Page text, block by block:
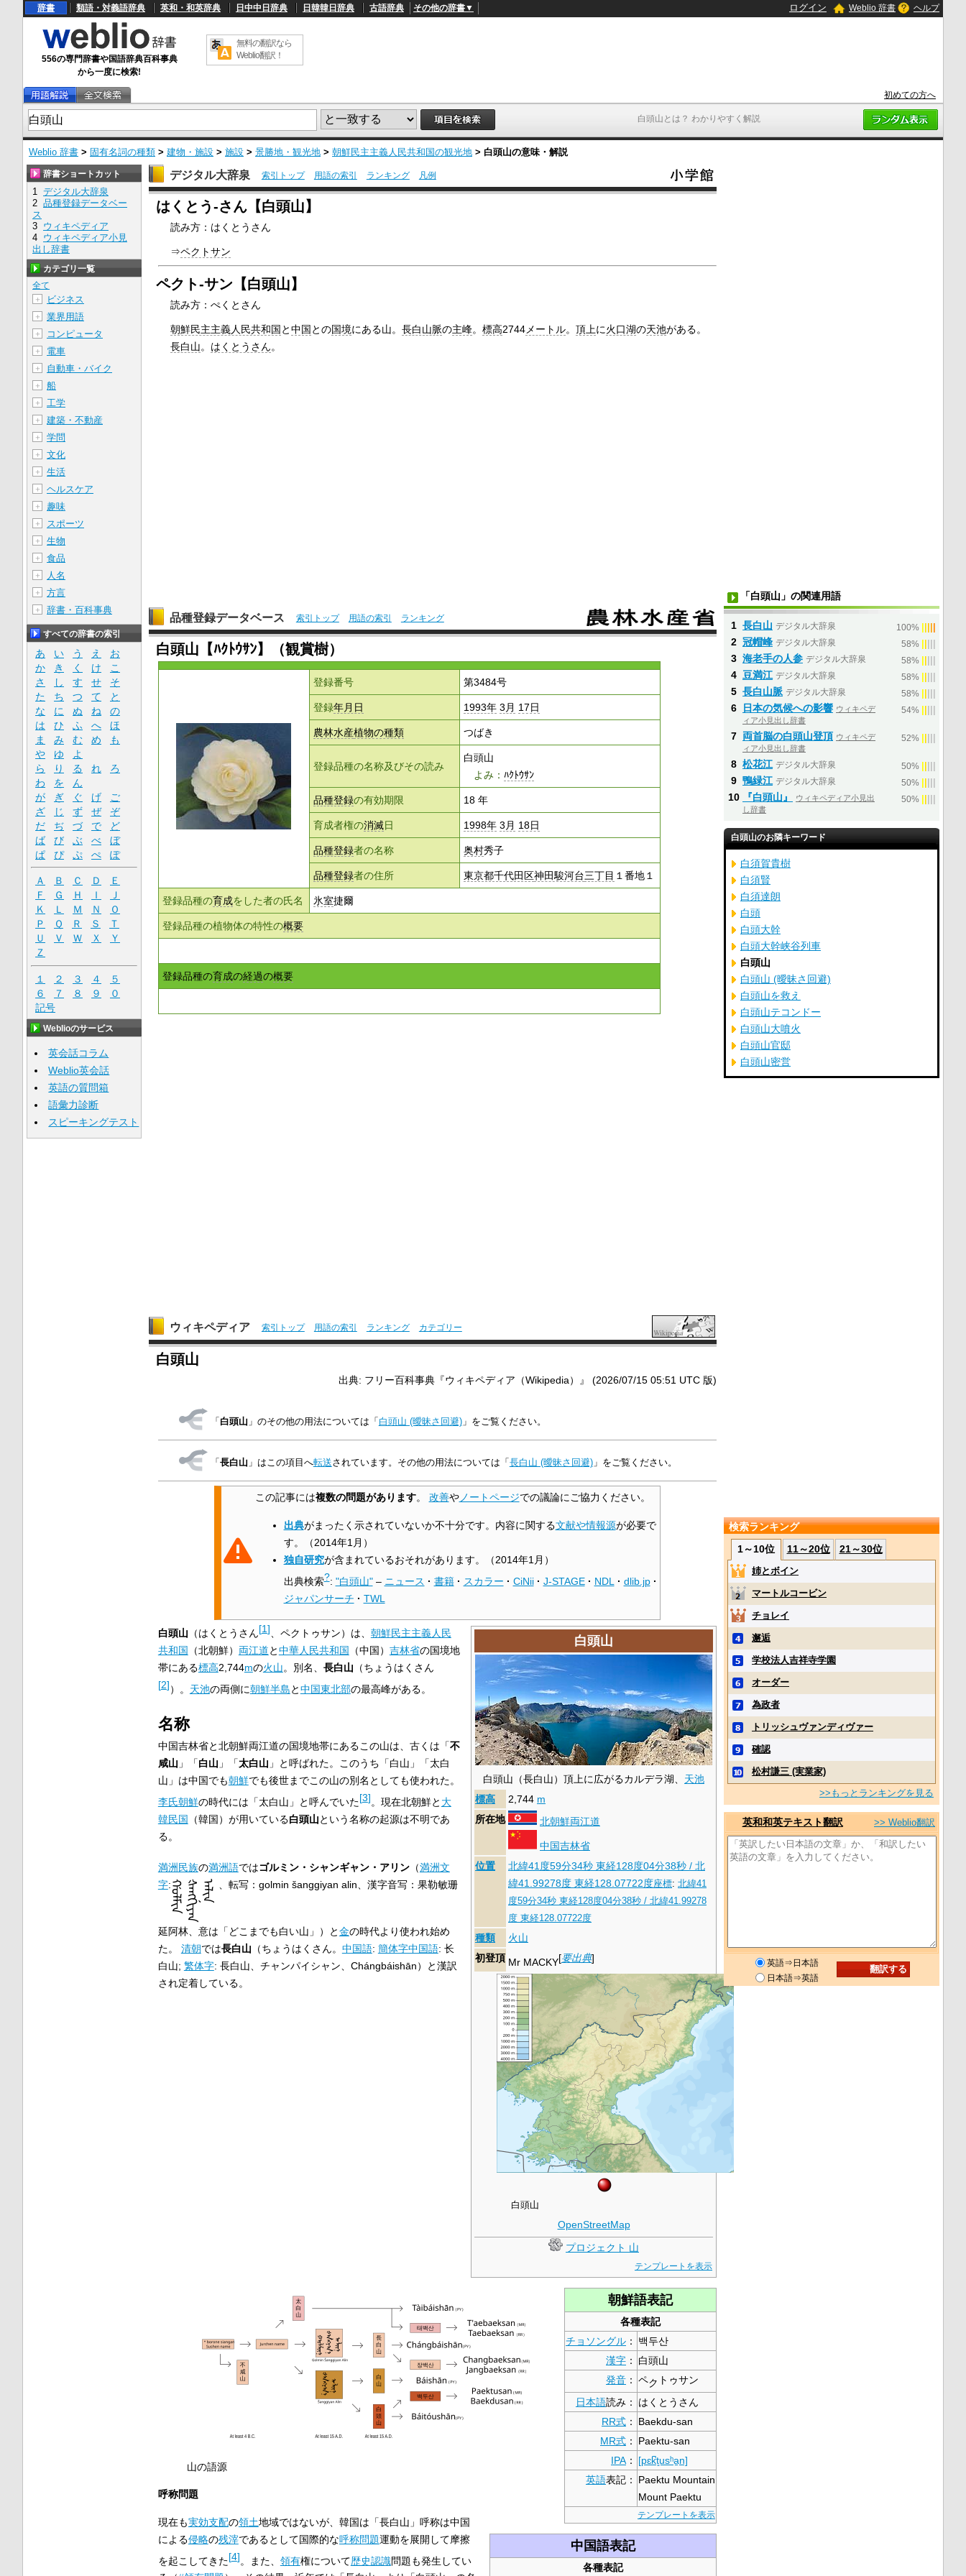
白頭山とは？ わかりやすく解説
辞書 類語・対義語辞典 英和・和英辞典 日中中日辞典 日韓韓日辞典 古語辞典 その他の辞書▼ ログイン Weblio 辞書 ヘルプ
556の専門辞書や国語辞典百科事典
から一度に検索!
無料の翻訳なら
Weblio翻訳！
初めての方へ
Weblio 辞書 > 固有名詞の種類 > 建物・施設 > 施設 > 景勝地・観光地 > 朝鮮民主主義人民共和国の観光地 > 白頭山の意味・解説
U
n
m
/
L
4
デジタル大辞泉 索引トップ 用語の索引 ランキング 凡例
はくとう‐さん【白頭山】
読み方：はくとうさん
⇒ペクトサン
ペクト‐サン【白頭山】
読み方：ぺくとさん
朝鮮民主主義人民共和国 と中国 との国境にある山。長白山脈の主峰。標高2744メートル。頂上に火口湖の天池がある。
長白山。 はくとうさん。
品種登録データベース 索引トップ 用語の索引 ランキング
白頭山【ﾊｸﾄｳｻﾝ】（観賞樹）
登録番号 第3484号
登録年月日 1993年 3月 17日
農林水産植物の種類 つばき
登録品種の名称及びその読み
白頭山
よみ： ﾊｸﾄｳｻﾝ
品種登録の有効期限 18 年
育成者権の消滅日 1998年 3月 18日
品種登録者の名称 奥村秀子
品種登録者の住所 東京都千代田区神田駿河台三丁目 １番地１
登録品種の育成をした者の氏名 氷室捷爾
登録品種の植物体の特性の概要
登録品種の育成の経過の概要
ウィキペディア 索引トップ 用語の索引 ランキング カテゴリー
白頭山
出典: フリー百科事典『ウィキペディア（Wikipedia）』 (2026/07/15 05:51 UTC 版)
「白頭山 」のその他の用法については「白頭山 (曖昧さ回避)」をご覧ください。
「 長白山 」はこの項目へ転送されています。その他の用法については「 長白山 (曖昧さ回避)」をご覧ください。
この記事には複数の問題があります。 改善やノートページでの議論にご協力ください。
出典がまったく示されていないか不十分です。内容に関する文献や情報源が必要で
す。
（2014年1月 ）
独自研究が含まれているおそれがあります。 （2014年1月 ）
出典検索?: "白頭山" – ニュース · 書籍 · スカラー · CiNii · J-STAGE · NDL · dlib.jp ·
ジャパンサーチ · TWL
白頭山
白頭山（長白山）頂上に広がるカルデラ湖、 天池
標高
2,744 m
所在地
北朝鮮両江道
中国吉林省
位置
北緯41度59分34秒 東経128度04分38秒 / 北
緯41.99278度 東経128.07722度座標: 北緯41
度59分34秒 東経128度04分38秒 / 北緯41.99278
度 東経128.07722度
種類
火山
初登頂 Mr MACKY[要出典]
白頭山
OpenStreetMap
プロジェクト 山
テンプレートを表示
朝鮮語表記
各種表記
チョソングル ：
백두산
漢字 ：
白頭山
発音 ： ペク トゥサン
日本語読み：
はくとうさん
RR式 ：
Baekdu-san
MR式 ：
Paektu-san
IPA ：
[pɛk̚t͈usʰa̠n]
英語表記：
Paektu Mountain
Mount Paektu
テンプレートを表示
中国語表記
各種表記
白頭山 （はくとうさん[1]、ペクトゥサン）は、 朝鮮民主主義人民
共和国
（北朝鮮） 両江道と中華人民共和国 （中国） 吉林省の国境地
帯にある標高2,744mの火山。別名、 長白山 （ちょうはくさん
[2]）。 天池の両側に朝鮮半島と中国東北部の最高峰がある。
名称
中国吉林省と北朝鮮両江道の国境地帯にあるこの山は、古くは「不
咸山 」「白山 」「太白山 」と呼ばれた。このうち「白山」「太白
山」は中国でも朝鮮でも後世までこの山の別名としても使われた。
李氏朝鮮の時代には「太白山」と呼んでいた[3]。現在北朝鮮と 大
韓民国
（韓国）が用いている白頭山という名称の起源は不明であ
る。
満洲民族の満洲語ではゴルミン・シャンギャン・アリン（満洲文
字:ᡤᠣᠯᠮᡳᠨᡧᠠᠩᡤᡳᠶᠠᠨᠠᠯᡳᠨ 、転写：golmin šanggiyan alin、漢字音写：果勒敏珊
延阿林、意は「どこまでも白い山」）と金の時代より使われ始め
た。 清朝では長白山 （ちょうはくさん。 中国語: 簡体字中国語: 长
白山; 繁体字: 長白山 、チャンパイシャン、Chángbáishān）と漢訳
され定着している。
山の語源
呼称問題
現在も実効支配の領土地域ではないが、韓国は「長白山」呼称は中国
による侵略の残滓であるとして国際的な呼称問題運動を展開して摩擦
を起こしてきた[4]。また、 領有権について歴史認識問題も発生してい
辞書ショートカット
1 デジタル大辞泉
2 品種登録データベー
ス
3 ウィキペディア
4 ウィキペディア小見
出し辞書
カテゴリ一覧
全て
＋
ビジネス
＋ 業界用語
＋ コンピュータ
＋ 電車
＋ 自動車・バイク
＋ 船
＋ 工学
＋ 建築・不動産
＋ 学問
＋ 文化
＋ 生活
＋ ヘルスケア
＋ 趣味
＋ スポーツ
＋ 生物
＋ 食品
＋ 人名
＋ 方言
＋ 辞書・百科事典
すべての辞書の索引
あ い う え
お
か
き く け
こ
さ
し す せ
そ
た
ち つ て
と
な
に ぬ ね
の
は
ひ ふ へ
ほ
ま
み む め
も
や
ゆ
よ
ら
り る れ
ろ
わ
を
ん
が
ぎ ぐ げ
ご
ざ
じ ず ぜ
ぞ
だ
ぢ づ で
ど
ば
び ぶ べ
ぼ
ぱ
ぴ ぷ ぺ ぽ
Ａ Ｂ Ｃ Ｄ
Ｅ
Ｆ
Ｇ Ｈ Ｉ
Ｊ
Ｋ
Ｌ Ｍ Ｎ
Ｏ
Ｐ
Ｑ Ｒ Ｓ
Ｔ
Ｕ
Ｖ Ｗ Ｘ
Ｙ
Ｚ
１ ２ ３ ４
５
６
７ ８ ９
０
記号
Weblioのサービス
英会話コラム
Weblio英会話
英語の質問箱
語彙力診断
スピーキングテスト
「白頭山」の関連用語
1 長白山 デジタル大辞泉 100%
2 冠帽峰 デジタル大辞泉 58%
3 海老手の人参 デジタル大辞泉 58%
4 豆満江 デジタル大辞泉 58%
5 長白山脈 デジタル大辞泉 58%
6 日本の気候への影響 ウィキペデ
ィア小見出し辞書
54%
7 両首脳の白頭山登頂 ウィキペデ
ィア小見出し辞書
52%
8 松花江 デジタル大辞泉 50%
9 鴨緑江 デジタル大辞泉 50%
10 『白頭山』
ウィキペディア小見出
し辞書
50%
白頭山のお隣キーワード
白須賀貴樹
白須賢
白須達朗
白頭
白頭大幹
白頭大幹峡谷列車
白頭山
白頭山 (曖昧さ回避)
白頭山を救え
白頭山テコンドー
白頭山大噴火
白頭山官邸
白頭山密営
検索ランキング
1～10位
11～20位 21～30位
姉とボイン
マートルコービン
チョレイ
邂逅
学校法人吉祥寺学園
オーダー
為政者
トリッシュヴァンディヴァー
確認
松村謙三 (実業家)
>>もっとランキングを見る
英和和英テキスト翻訳 >> Weblio翻訳
英語⇒日本語
日本語⇒英語